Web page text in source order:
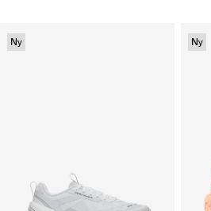
Ny Ny